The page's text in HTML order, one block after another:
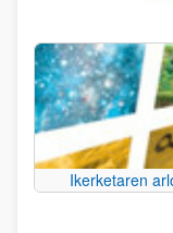
Ikerketaren